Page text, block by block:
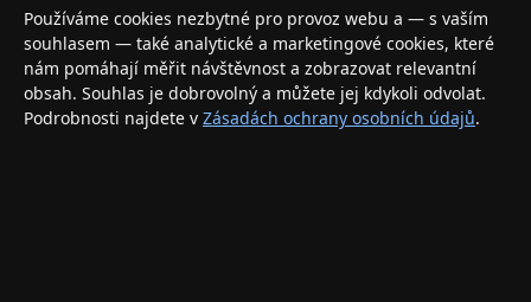
Váš specializovaný obchod s Apple produkty, příslušenstvím a
elektronikou. Nakupujte bezpečně a s jistotou.
INFORMACE
Doprava a doručení
Používáme cookies nezbytné pro provoz webu a — s vaším
souhlasem — také analytické a marketingové cookies, které
nám pomáhají měřit návštěvnost a zobrazovat relevantní
obsah. Souhlas je dobrovolný a můžete jej kdykoli odvolat.
Podrobnosti najdete v Zásadách ochrany osobních údajů.